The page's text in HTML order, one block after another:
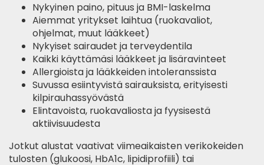
Nykyinen paino, pituus ja BMI-laskelma
Aiemmat yritykset laihtua (ruokavaliot,
ohjelmat, muut lääkkeet)
Nykyiset sairaudet ja terveydentila
Kaikki käyttämäsi lääkkeet ja lisäravinteet
Allergioista ja lääkkeiden intoleranssista
Suvussa esiintyvistä sairauksista, erityisesti
kilpirauhassyövästä
Elintavoista, ruokavaliosta ja fyysisestä
aktiivisuudesta
Jotkut alustat vaativat viimeaikaisten verikokeiden
tulosten (glukoosi, HbA1c, lipidiprofiili) tai